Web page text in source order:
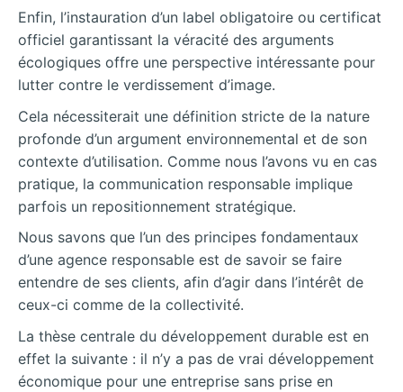
Enfin, l’instauration d’un label obligatoire ou certificat
officiel garantissant la véracité des arguments
écologiques offre une perspective intéressante pour
lutter contre le verdissement d’image.
Cela nécessiterait une définition stricte de la nature
profonde d’un argument environnemental et de son
contexte d’utilisation. Comme nous l’avons vu en cas
pratique, la communication responsable implique
parfois un repositionnement stratégique.
Nous savons que l’un des principes fondamentaux
d’une agence responsable est de savoir se faire
entendre de ses clients, afin d’agir dans l’intérêt de
ceux-ci comme de la collectivité.
La thèse centrale du développement durable est en
effet la suivante : il n’y a pas de vrai développement
économique pour une entreprise sans prise en